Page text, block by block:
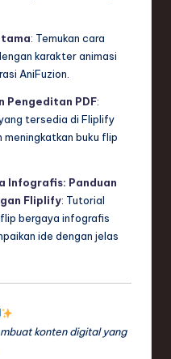
: Temukan cara
karakter animasi
AniFuzion.
Pengeditan PDF:
tersedia di Fliplify
buku flip
Infografis: Panduan
Fliplify: Tutorial
bergaya infografis
ide dengan jelas
konten digital yang